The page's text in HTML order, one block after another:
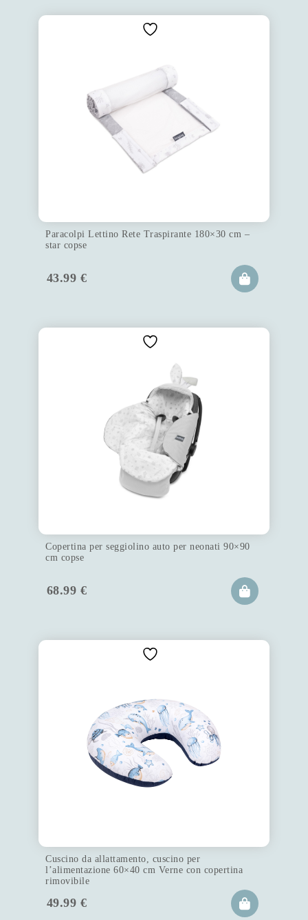
Paracolpi Lettino Rete Traspirante 180×30 cm –
star copse
43.99 €
Copertina per seggiolino auto per neonati 90×90
cm copse
68.99 €
Cuscino da allattamento, cuscino per
l’alimentazione 60×40 cm Verne con copertina
rimovibile
49.99 €